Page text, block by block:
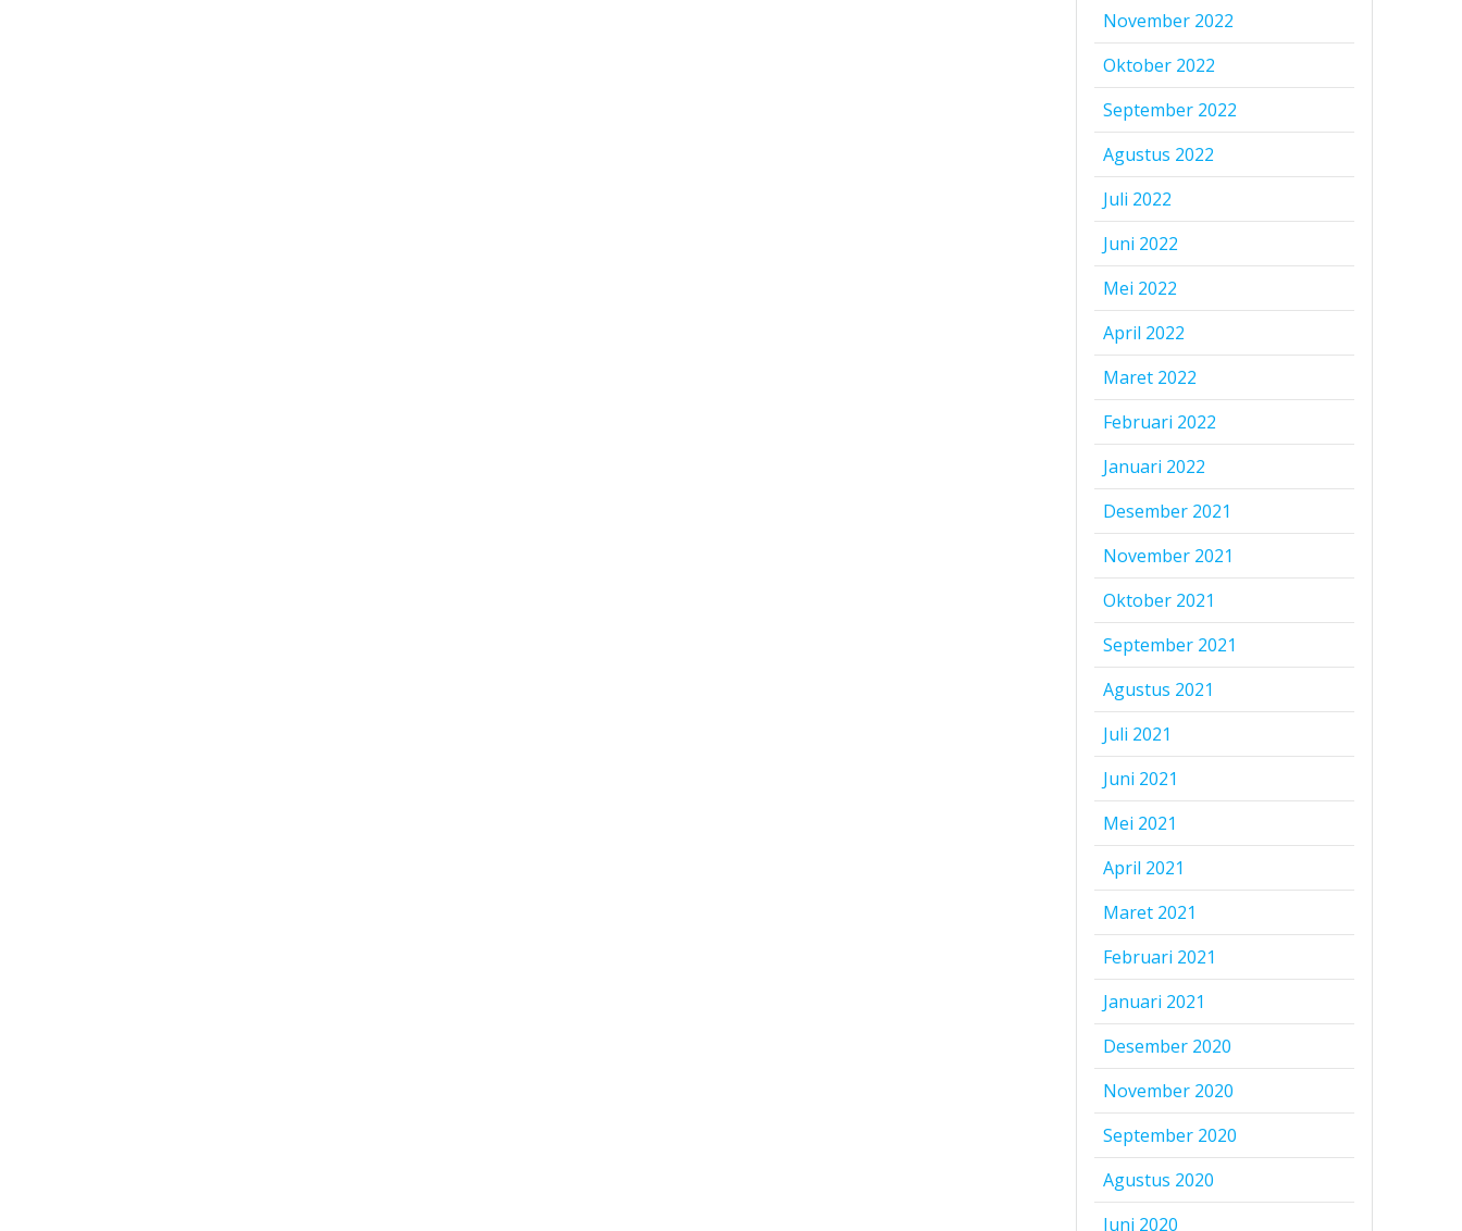
November 2022
Oktober 2022
September 2022
Agustus 2022
Juli 2022
Juni 2022
Mei 2022
April 2022
Maret 2022
Februari 2022
Januari 2022
Desember 2021
November 2021
Oktober 2021
September 2021
Agustus 2021
Juli 2021
Juni 2021
Mei 2021
April 2021
Maret 2021
Februari 2021
Januari 2021
Desember 2020
November 2020
September 2020
Agustus 2020
Juni 2020